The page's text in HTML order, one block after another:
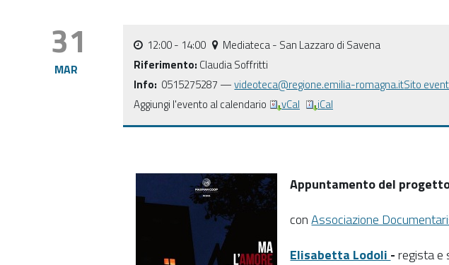
31
MAR
12:00- 14:00
Mediateca - San Lazzaro di Savena
Riferimento: Claudia Soffritti
Info: 0515275287 —videoteca@regione.emilia-romagna.itSito
Aggiungi l'evento al calendario
vCal iCal
Appuntamento del
conAssociazione
Elisabetta Lodoli -regista e